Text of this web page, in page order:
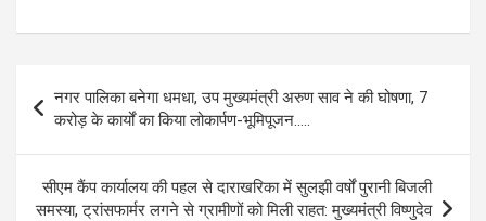
ce
o
o
k
se
g
er
at
A
p
p
e
gr
a
m
ail py
Li
n
k
ar
e
navigation
नगर पालिका बनेगा धमधा, उप मुख्यमंत्री अरुण साव ने की घोषणा, 7
करोड़ के कार्यों का किया लोकार्पण-भूमिपूजन…..
सीएम कैंप कार्यालय की पहल से दाराखरिका में सुलझी वर्षों पुरानी बिजली
समस्या, ट्रांसफार्मर लगने से ग्रामीणों को मिली राहत: मुख्यमंत्री विष्णुदेव